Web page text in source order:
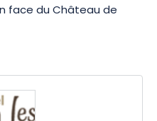
face du Château de